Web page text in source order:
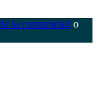
la comunidad o